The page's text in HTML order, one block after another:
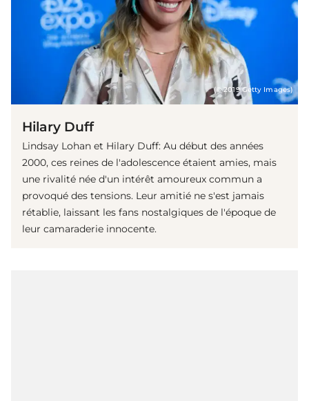
(© 2019 Getty Images)
Hilary Duff
Lindsay Lohan et Hilary Duff: Au début des années
2000, ces reines de l'adolescence étaient amies, mais
une rivalité née d'un intérêt amoureux commun a
provoqué des tensions. Leur amitié ne s'est jamais
rétablie, laissant les fans nostalgiques de l'époque de
leur camaraderie innocente.